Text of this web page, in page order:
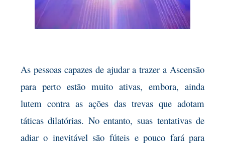
As pessoas capazes de ajudar a trazer a Ascensão
para perto estão muito ativas, embora, ainda
lutem contra as ações das trevas que adotam
táticas dilatórias. No entanto, suas tentativas de
adiar o inevitável são fúteis e pouco fará para